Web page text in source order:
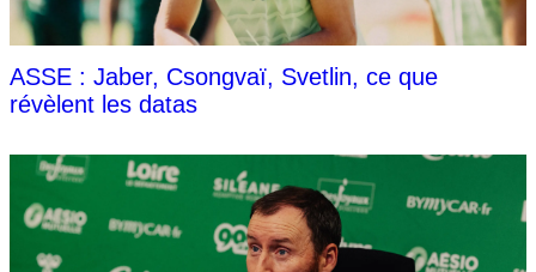
ASSE : Jaber, Csongvaï, Svetlin, ce que
révèlent les datas